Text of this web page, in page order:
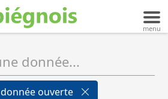
donnée ouverte